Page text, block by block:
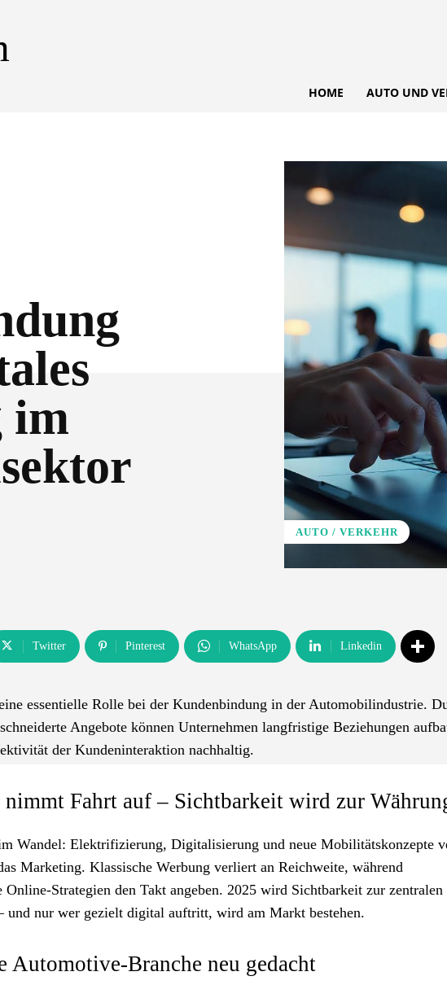
HOME AUTO UND
im
AUTO / VERKEHR
Twitter Pinterest WhatsApp Linkedin
essentielle Rolle bei der Kundenbindung in der Automobilindustrie.
Angebote können Unternehmen langfristige Beziehungen
der Kundeninteraktion nachhaltig.
Fahrt auf – Sichtbarkeit wird zur
Wandel: Elektrifizierung, Digitalisierung und neue Mobilitätskonzepte
Marketing. Klassische Werbung verliert an Reichweite, während
Online-Strategien den Takt angeben. 2025 wird Sichtbarkeit zur zentralen
nur wer gezielt digital auftritt, wird am Markt bestehen.
Branche neu gedacht